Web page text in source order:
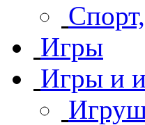
Игры
Игры и